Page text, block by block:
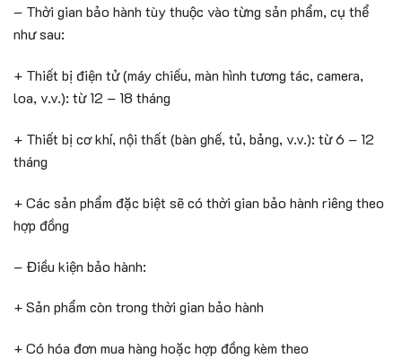
– Thời gian bảo hành tùy thuộc vào từng sản phẩm, cụ thể
như sau:
+ Thiết bị điện tử (máy chiếu, màn hình tương tác, camera,
loa, v.v.): từ 12 – 18 tháng
+ Thiết bị cơ khí, nội thất (bàn ghế, tủ, bảng, v.v.): từ 6 – 12
tháng
+ Các sản phẩm đặc biệt sẽ có thời gian bảo hành riêng theo
hợp đồng
– Điều kiện bảo hành:
+ Sản phẩm còn trong thời gian bảo hành
+ Có hóa đơn mua hàng hoặc hợp đồng kèm theo